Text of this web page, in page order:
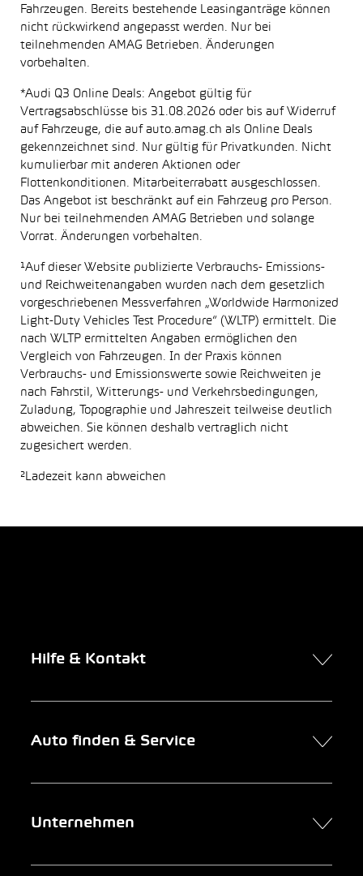
Fahrzeugen. Bereits bestehende Leasinganträge können
nicht rückwirkend angepasst werden. Nur bei
teilnehmenden AMAG Betrieben. Änderungen
vorbehalten.
*Audi Q3 Online Deals: Angebot gültig für
Vertragsabschlüsse bis 31.08.2026 oder bis auf Widerruf
auf Fahrzeuge, die auf auto.amag.ch als Online Deals
gekennzeichnet sind. Nur gültig für Privatkunden. Nicht
kumulierbar mit anderen Aktionen oder
Flottenkonditionen. Mitarbeiterrabatt ausgeschlossen.
Das Angebot ist beschränkt auf ein Fahrzeug pro Person.
Nur bei teilnehmenden AMAG Betrieben und solange
Vorrat. Änderungen vorbehalten.
¹Auf dieser Website publizierte Verbrauchs- Emissions-
und Reichweitenangaben wurden nach dem gesetzlich
vorgeschriebenen Messverfahren „Worldwide Harmonized
Light-Duty Vehicles Test Procedure“ (WLTP) ermittelt. Die
nach WLTP ermittelten Angaben ermöglichen den
Vergleich von Fahrzeugen. In der Praxis können
Verbrauchs- und Emissionswerte sowie Reichweiten je
nach Fahrstil, Witterungs- und Verkehrsbedingungen,
Zuladung, Topographie und Jahreszeit teilweise deutlich
abweichen. Sie können deshalb vertraglich nicht
zugesichert werden.
²Ladezeit kann abweichen
Hilfe & Kontakt
Auto finden & Service
Unternehmen